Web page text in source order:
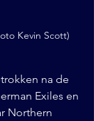
Kevin Scott)
na de
Exiles en
Northern